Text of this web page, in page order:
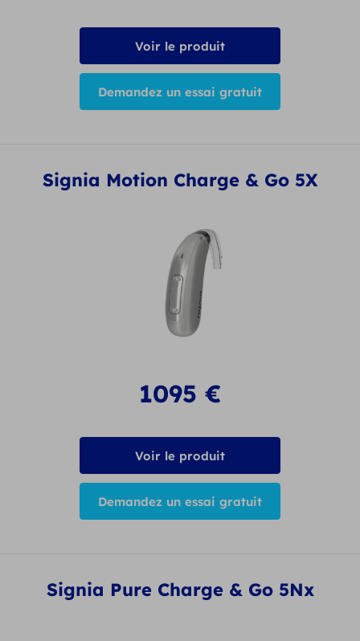
Voir le produit
Demandez un essai gratuit
Signia Motion Charge & Go 5X
1095 €
Voir le produit
Demandez un essai gratuit
Signia Pure Charge & Go 5Nx